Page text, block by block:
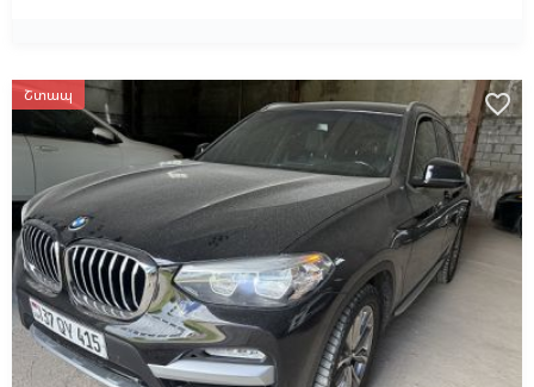
Շտապ favorite_border